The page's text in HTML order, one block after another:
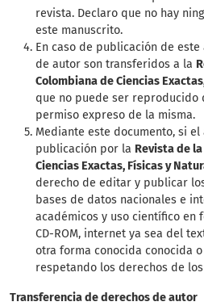
revista. Declaro que no hay
este manuscrito.
En caso de publicación de
de autor son transferidos a la
Colombiana de Ciencias
que no puede ser reproducido
permiso expreso de la misma.
Mediante este documento, si
publicación por la Revista de
Ciencias Exactas, Físicas y
derecho de editar y publicar
bases de datos nacionales e
académicos y uso científico en
CD-ROM, internet ya sea del
otra forma conocida conocida
respetando los derechos de
Transferencia de derechos de autor